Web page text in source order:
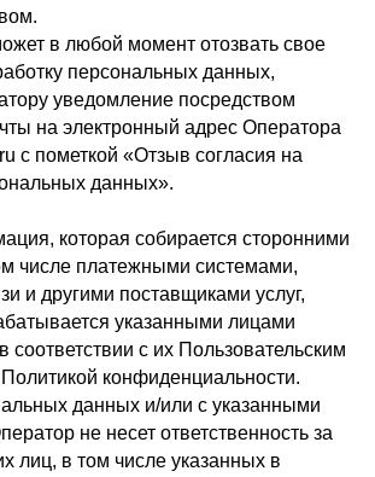
в любой момент отозвать свое
персональных данных,
уведомление посредством
на электронный адрес Оператора
с пометкой «Отзыв согласия на
данных».
которая собирается сторонними
числе платежными системами,
и другими поставщиками услуг,
указанными лицами
соответствии с их Пользовательским
конфиденциальности.
данных и/или с указанными
не несет ответственность за
лиц, в том числе указанных в